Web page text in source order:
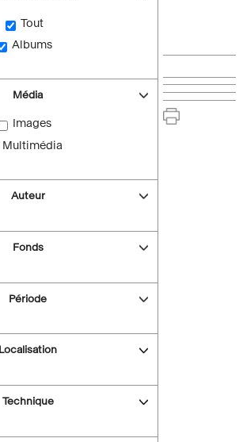
Tout
Albums
Média
Images
Multimédia
Auteur
Fonds
Période
Localisation
Technique